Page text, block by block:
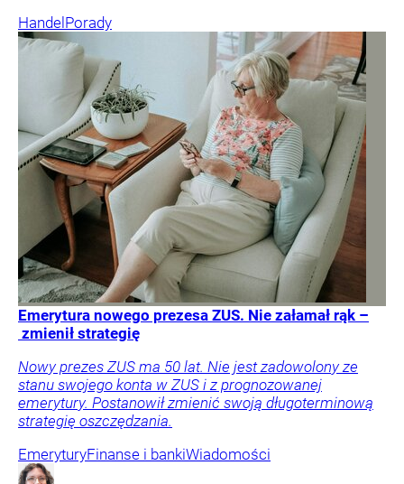
Handel Porady
Emerytura nowego prezesa ZUS. Nie załamał rąk –
zmienił strategię
Nowy prezes ZUS ma 50 lat. Nie jest zadowolony ze
stanu swojego konta w ZUS i z prognozowanej
emerytury. Postanowił zmienić swoją długoterminową
strategię oszczędzania.
EmeryturyFinanse i bankiWiadomości